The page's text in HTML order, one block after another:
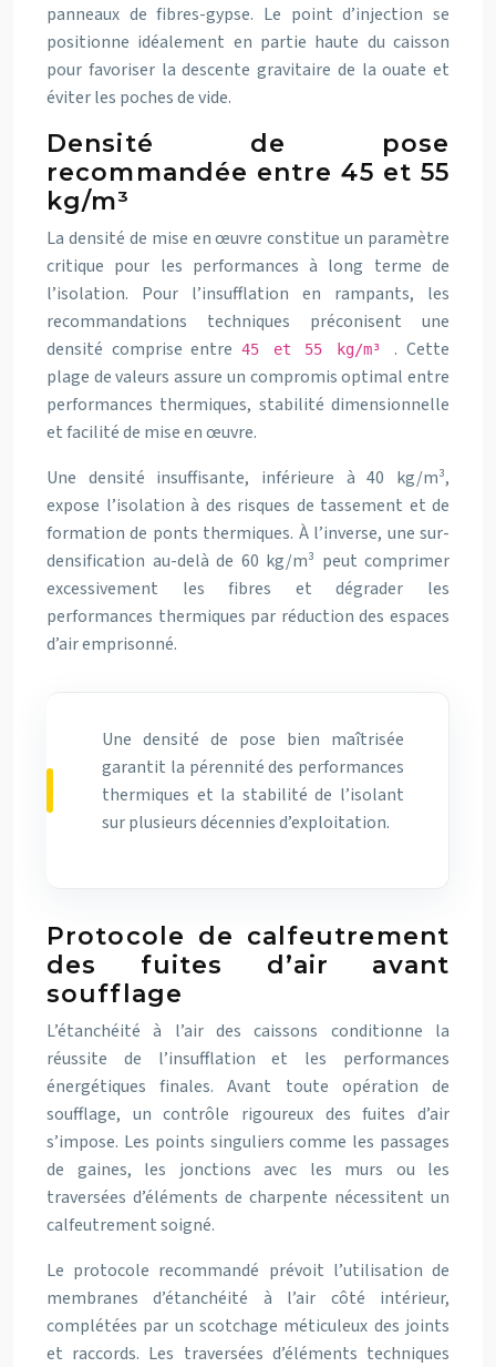
panneaux de fibres-gypse. Le point d’injection se
positionne idéalement en partie haute du caisson
pour favoriser la descente gravitaire de la ouate et
éviter les poches de vide.
Densité de pose
recommandée entre 45 et 55
kg/m³
La densité de mise en œuvre constitue un paramètre
critique pour les performances à long terme de
l’isolation. Pour l’insufflation en rampants, les
recommandations techniques préconisent une
densité comprise entre 45 et 55 kg/m³ . Cette
plage de valeurs assure un compromis optimal entre
performances thermiques, stabilité dimensionnelle
et facilité de mise en œuvre.
Une densité insuffisante, inférieure à 40 kg/m³,
expose l’isolation à des risques de tassement et de
formation de ponts thermiques. À l’inverse, une sur-
densification au-delà de 60 kg/m³ peut comprimer
excessivement les fibres et dégrader les
performances thermiques par réduction des espaces
d’air emprisonné.
Une densité de pose bien maîtrisée
garantit la pérennité des performances
thermiques et la stabilité de l’isolant
sur plusieurs décennies d’exploitation.
Protocole de calfeutrement
des fuites d’air avant
soufflage
L’étanchéité à l’air des caissons conditionne la
réussite de l’insufflation et les performances
énergétiques finales. Avant toute opération de
soufflage, un contrôle rigoureux des fuites d’air
s’impose. Les points singuliers comme les passages
de gaines, les jonctions avec les murs ou les
traversées d’éléments de charpente nécessitent un
calfeutrement soigné.
Le protocole recommandé prévoit l’utilisation de
membranes d’étanchéité à l’air côté intérieur,
complétées par un scotchage méticuleux des joints
et raccords. Les traversées d’éléments techniques